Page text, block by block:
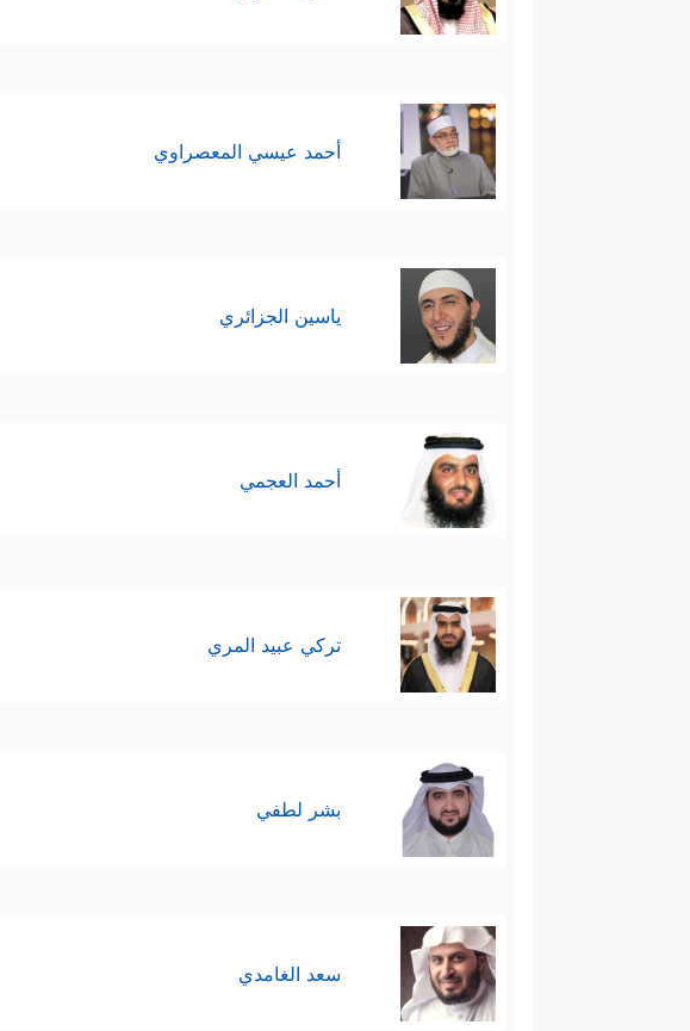
أحمد عيسي المعصراوي
ياسين الجزائري
أحمد العجمي
تركي عبيد المري
بشر لطفي
سعد الغامدي